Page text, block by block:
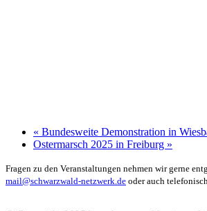
« Bundesweite Demonstration in
Ostermarsch 2025 in Freiburg »
Fragen zu den Veranstaltungen nehmen wir gerne
mail@schwarzwald-netzwerk.de oder auch